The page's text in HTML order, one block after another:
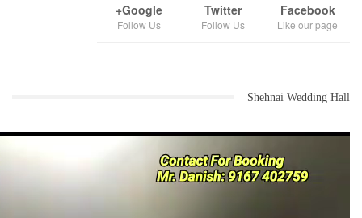
Facebook
Like our page
Twitter
Follow Us
Google+
Follow Us
Shehnai Wedding Hall